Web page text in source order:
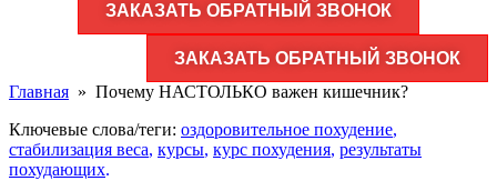
ЗАКАЗАТЬ ОБРАТНЫЙ ЗВОНОК
ЗАКАЗАТЬ ОБРАТНЫЙ ЗВОНОК
Главная » Почему НАСТОЛЬКО важен кишечник?
Ключевые слова/теги: оздоровительное похудение,
стабилизация веса, курсы, курс похудения, результаты
похудающих.